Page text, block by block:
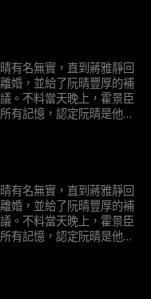
底說清楚了誤會。
有名無實，直到蔣雅靜回
婚，並給了阮晴豐厚的補
。不料當天晚上，霍景臣
有記憶，認定阮晴是他心
底說清楚了誤會。
有名無實，直到蔣雅靜回
婚，並給了阮晴豐厚的補
。不料當天晚上，霍景臣
有記憶，認定阮晴是他心
底說清楚了誤會。